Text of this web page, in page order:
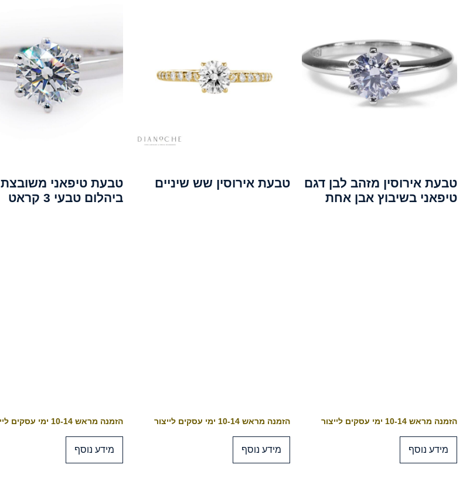
טבעת אירוסין מזהב לבן דגם
טיפאני בשיבוץ אבן אחת
הזמנה מראש 10-14 ימי עסקים לייצור
מידע נוסף
טבעת אירוסין שש שיניים
הזמנה מראש 10-14 ימי עסקים לייצור
מידע נוסף
טבעת טיפאני משובצת
ביהלום טבעי 3 קראט
הזמנה מראש 10-14 ימי עסקים לייצור
מידע נוסף